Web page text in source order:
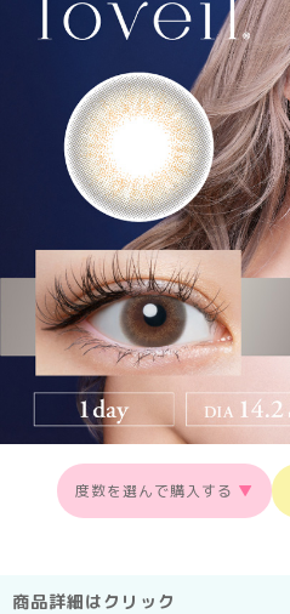
度数を選んで購入する ▼
商品詳細はクリック